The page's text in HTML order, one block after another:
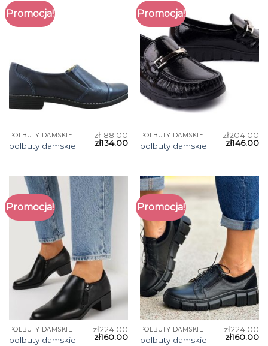
Promocja!
POLBUTY DAMSKIE
polbuty damskie
zł188.00
zł134.00
Promocja!
POLBUTY DAMSKIE
polbuty damskie
zł204.00
zł146.00
Promocja!
POLBUTY DAMSKIE
polbuty damskie
zł224.00
zł160.00
Promocja!
POLBUTY DAMSKIE
polbuty damskie
zł224.00
zł160.00